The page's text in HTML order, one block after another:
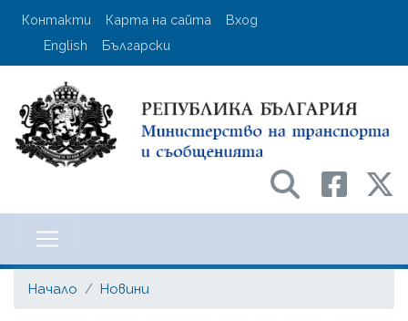
Премини
User account menu
Контакти Карта на сайта
Вход
English
Български
на транспорта
Начало Новини